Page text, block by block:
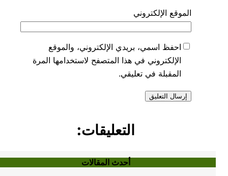
الموقع الإلكتروني
احفظ اسمي، بريدي الإلكتروني، والموقع
الإلكتروني في هذا المتصفح لاستخدامها المرة
المقبلة في تعليقي.
التعليقات:
أحدث المقالات